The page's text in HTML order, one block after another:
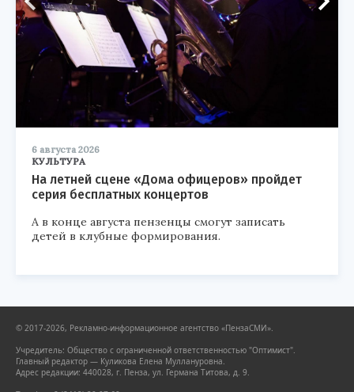
6 августа 2026
КУЛЬТУРА
На летней сцене «Дома офицеров» пройдет
серия бесплатных концертов
А в конце августа пензенцы смогут записать
детей в клубные формирования.
© 2017-2026, Рекламно-информационное агентство «ПензаСМИ».
Учредитель: Общество с ограниченной ответственностью "Оптимист".
Главный редактор — Куликова Елена Муллануровна.
Адрес редакции: 440028, г. Пенза, ул. Германа Титова, д. 9.